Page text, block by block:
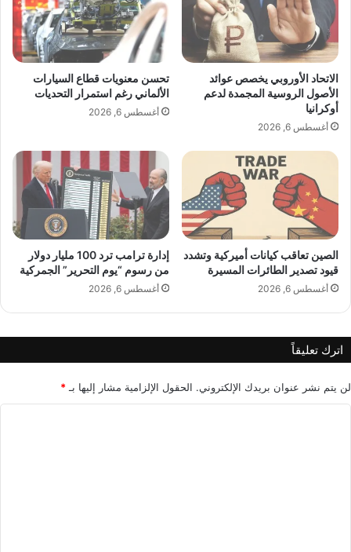
الاتحاد الأوروبي يخصص عوائد
الأصول الروسية المجمدة لدعم
أوكرانيا
أغسطس 6, 2026
تحسن معنويات قطاع السيارات
الألماني رغم استمرار التحديات
أغسطس 6, 2026
الصين تعاقب كيانات أميركية وتشدد
قيود تصدير الطائرات المسيرة
أغسطس 6, 2026
إدارة ترامب ترد 100 مليار دولار
من رسوم “يوم التحرير” الجمركية
أغسطس 6, 2026
اترك تعليقاً
لن يتم نشر عنوان بريدك الإلكتروني. الحقول الإلزامية مشار إليها بـ *